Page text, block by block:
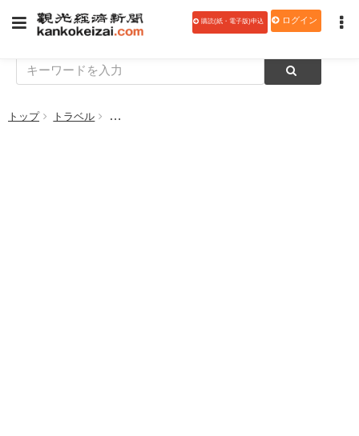
購読(紙・電子版)申込 ログイン
トップ トラベル 地域銀 富裕層取引を強化 船舶関連業者と連携拡大